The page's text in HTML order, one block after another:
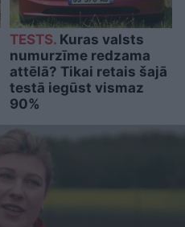
TESTS.Kuras valsts
numurzīme redzama
attēlā? Tikai retais šajā
testā iegūst vismaz
90%